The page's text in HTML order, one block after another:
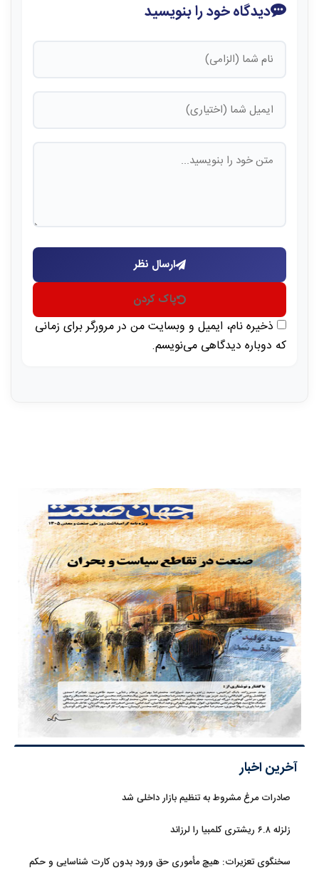
دیدگاه خود را بنویسید
ارسال نظر
پاک کردن
ذخیره نام، ایمیل و وبسایت من در مرورگر برای زمانی
که دوباره دیدگاهی می‌نویسم.
آخرین اخبار
صادرات مرغ مشروط به تنظیم بازار داخلی شد
زلزله ۶.۸ ریشتری کلمبیا را لرزاند
سخنگوی تعزیرات: هیچ مأموری حق ورود بدون کارت شناسایی و حکم